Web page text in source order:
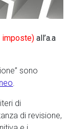
imposte) all’a.a
sono
.
di
di revisione,